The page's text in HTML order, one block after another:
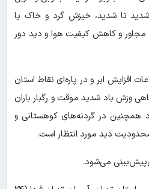
تا شدید، خیزش گرد و خاک یا
مجاور و کاهش کیفیت هوا و دید دور
ساعات افزایش ابر و در پاره‌ای نقاط استان
وزش باد شدید موقت و رگبار باران
در گردنه‌های کوهستانی و
دید مورد انتظار است.
می‌شود.